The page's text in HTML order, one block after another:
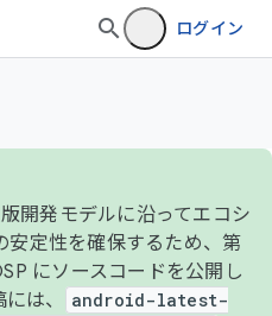
ログイン
開発モデルに沿ってエコシ
安定性を確保するため、第
にソースコードを公開し
は、
android-latest-